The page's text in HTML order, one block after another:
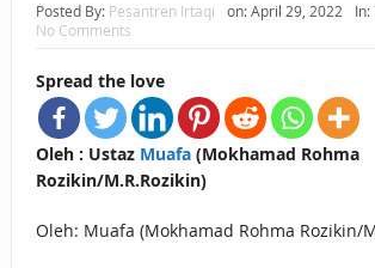
Posted By: Pesantren Irtaqi on:April 29, 2022 In:
No Comments
Spread the love
Oleh : Ustaz Muafa(Mokhamad Rohma
Rozikin/M.R.Rozikin)
Oleh: Muafa (Mokhamad Rohma Rozikin/